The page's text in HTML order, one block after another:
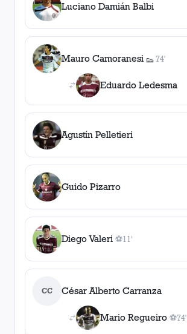
Luciano Damián Balbi
Mauro Camoranesi 👟
1asistencia
74'
Eduardo Ledesma
Agustín Pelletieri
Guido Pizarro
Diego Valeri ⚽
1gol
11'
CC César Alberto Carranza
Mario Regueiro ⚽
1gol
74'